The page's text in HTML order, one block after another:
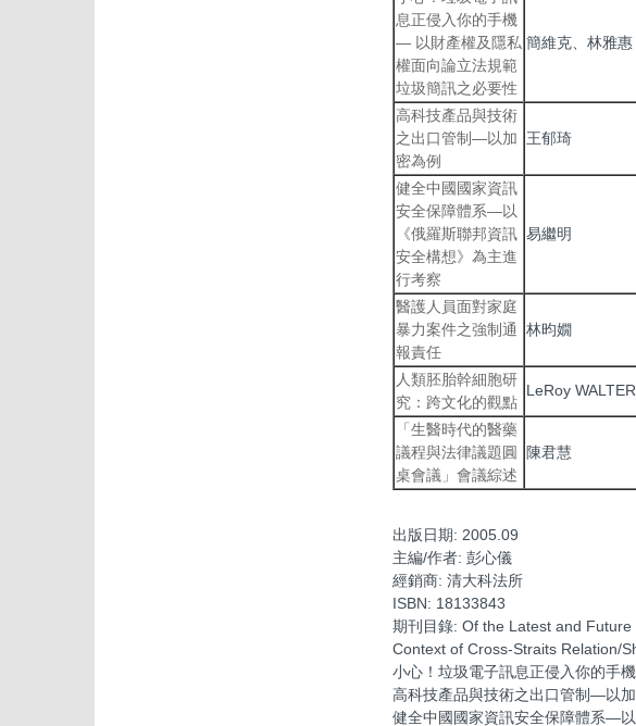
息正侵入你的手機
— 以財產權及隱私
權面向論立法規範
垃圾簡訊之必要性
簡維克、林雅惠
高科技產品與技術
之出口管制—以加
密為例
王郁琦
健全中國國家資訊
安全保障體系—以
《俄羅斯聯邦資訊
安全構想》為主進
行考察
易繼明
醫護人員面對家庭
暴力案件之強制通
報責任
林昀嫺
人類胚胎幹細胞研
究：跨文化的觀點
LeRoy
「生醫時代的醫藥
議程與法律議題圓
桌會議」會議綜述
陳君慧
出版日期: 2005.09
主編/作者: 彭心儀
經銷商: 清大科法所
ISBN: 18133843
期刊目錄: Of the Latest and Future
Context of Cross-Straits Relation/
小心！垃圾電子訊息正侵入你的手
高科技產品與技術之出口管制—以
健全中國國家資訊安全保障體系—